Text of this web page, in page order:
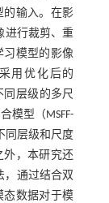
的输入。在影
进行裁剪、重
模型的影像
用优化后的
同层级的多尺
模型（MSFF-
同层级和尺度
外，本研究还
，通过结合双
态数据对于模